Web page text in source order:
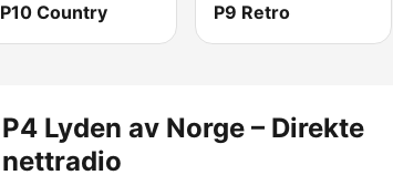
P10 Country P9 Retro
P4 Lyden av Norge – Direkte
nettradio